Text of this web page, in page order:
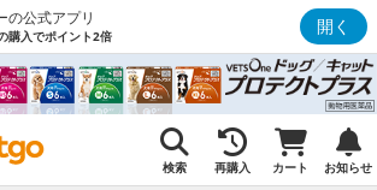
の公式アプリ
購入でポイント2倍 開く
検索 再購入 カート お知らせ